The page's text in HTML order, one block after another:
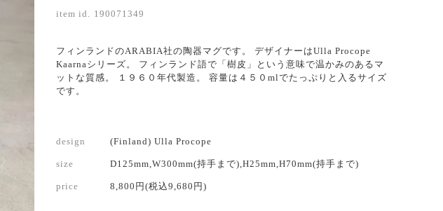
item id. 190071349
フィンランドのARABIA社の陶器マグです。 デザイナーはUlla Procope
Kaarnaシリーズ。 フィンランド語で「樹皮」という意味で温かみのあるマ
ットな質感。 １９６０年代製造。 容量は４５０mlでたっぷりと入るサイズ
です。
design (Finland) Ulla Procope
size D125mm,W300mm(持手まで),H25mm,H70mm(持手まで)
price 8,800円(税込9,680円)